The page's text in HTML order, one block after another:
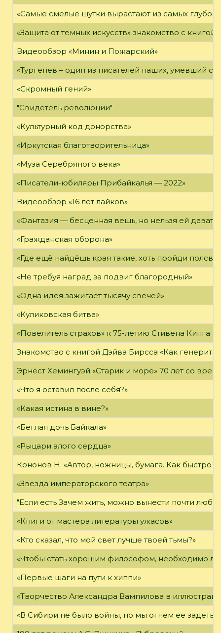
«Самые смелые шутки вырастают из самых
«Защита от темных искусств» знакомство с
Видеообзор «Минин и Пожарский»
«Тургенев – один из писателей наших, умевший
«Скромный гений»
"Свидетель революции"
«Культурный код донорства»
«Иркутская благотворительница»
«Муза Серебряного века»
«Писатели-юбиляры Прибайкалья — 2022»
Видеообзор «16 лет лайков»
«Фантазия — бесценная вещь, но нельзя ей давать
«Гражданская оборона»
«Где ещё найдёшь края такие, хоть пройди
«Не требуя наград за подвиг благородный»
«Одна идея зажигает тысячу свечей»
«Куликовская битва»
«Повелитель страхов» к 75-летию Стивена Кинга
Знакомство с книгой Дэйва Бирсса «Как
Эрнест Хемингуэй «Старик и море» 70 лет со
«Что я оставил после себя?»
«Какая истина в вине?»
«Беглая дочь Байкала»
«Рыцари алого сердца»
Кононов Н. «Автор, ножницы, бумага. Как быстро
«Звезда императорского театра»
"Если есть Зачем жить, можно вынести почти
«Книги от мастера литературы ужасов»
«Кто сказал, что мой свет лучше твоей тьмы?»
«Чтобы стать хорошим философом, необходимо
«Первые шаги на пути к хиппи»
«Творчество Александра Вампилова в
«В Сибири не было войны, но мы огнем ее задеты»